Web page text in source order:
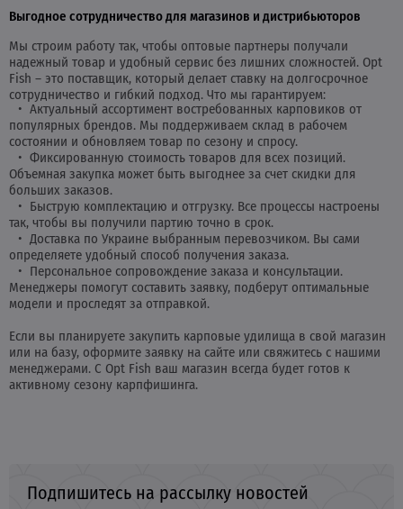
Выгодное сотрудничество для магазинов и дистрибьюторов
Мы строим работу так, чтобы оптовые партнеры получали
надежный товар и удобный сервис без лишних сложностей. Opt
Fish – это поставщик, который делает ставку на долгосрочное
сотрудничество и гибкий подход. Что мы гарантируем:
Актуальный ассортимент востребованных карповиков от
популярных брендов. Мы поддерживаем склад в рабочем
состоянии и обновляем товар по сезону и спросу.
Фиксированную стоимость товаров для всех позиций.
Объемная закупка может быть выгоднее за счет скидки для
больших заказов.
Быструю комплектацию и отгрузку. Все процессы настроены
так, чтобы вы получили партию точно в срок.
Доставка по Украине выбранным перевозчиком. Вы сами
определяете удобный способ получения заказа.
Персональное сопровождение заказа и консультации.
Менеджеры помогут составить заявку, подберут оптимальные
модели и проследят за отправкой.
Если вы планируете закупить карповые удилища в свой магазин
или на базу, оформите заявку на сайте или свяжитесь с нашими
менеджерами. С Opt Fish ваш магазин всегда будет готов к
активному сезону карпфишинга.
Подпишитесь на рассылку новостей